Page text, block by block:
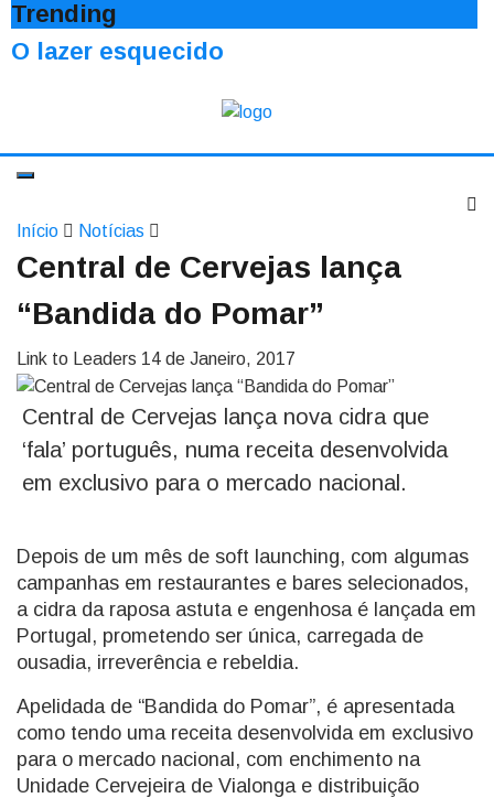
Trending
O lazer esquecido
Início Notícias
Central de Cervejas lança
“Bandida do Pomar”
Link to Leaders 14 de Janeiro, 2017
Central de Cervejas lança nova cidra que
‘fala’ português, numa receita desenvolvida
em exclusivo para o mercado nacional.
Depois de um mês de soft launching, com algumas
campanhas em restaurantes e bares selecionados,
a cidra da raposa astuta e engenhosa é lançada em
Portugal, prometendo ser única, carregada de
ousadia, irreverência e rebeldia.
Apelidada de “Bandida do Pomar”, é apresentada
como tendo uma receita desenvolvida em exclusivo
para o mercado nacional, com enchimento na
Unidade Cervejeira de Vialonga e distribuição